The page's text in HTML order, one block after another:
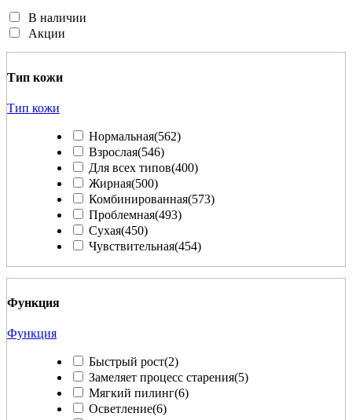
В наличии
Акции
Тип кожи
Тип кожи
Нормальная(562)
Взрослая(546)
Для всех типов(400)
Жирная(500)
Комбинированная(573)
Проблемная(493)
Сухая(450)
Чувствительная(454)
Функция
Функция
Быстрый рост(2)
Замеляет процесс старения(5)
Мягкий пилинг(6)
Осветление(6)